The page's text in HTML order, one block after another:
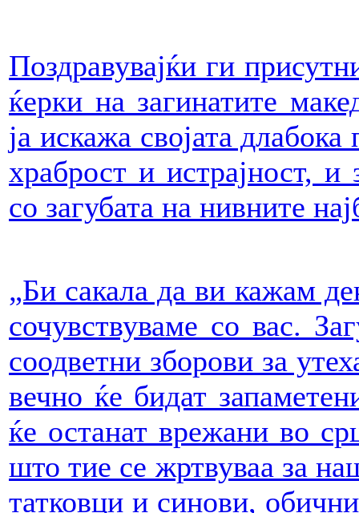
Поздравувајќи ги
ќерки на загинатите
ја искажа својата
храброст и истрајност, и
со загубата на нивните
„Би сакала да ви кажам
сочувствуваме со вас.
соодветни зборови за
вечно ќе бидат
ќе останат врежани во
што тие се жртвуваа за
татковци и синови,